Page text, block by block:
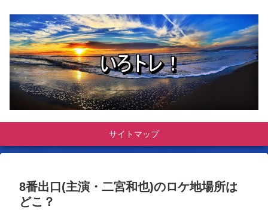
サイトマップ
8番出口(主演・二宮和也)のロケ地場所は
どこ？